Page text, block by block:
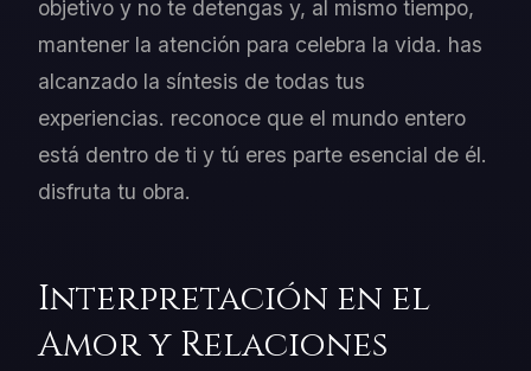
objetivo y no te detengas y, al mismo tiempo,
mantener la atención para celebra la vida. has
alcanzado la síntesis de todas tus
experiencias. reconoce que el mundo entero
está dentro de ti y tú eres parte esencial de él.
disfruta tu obra.
Interpretación en el
Amor y Relaciones